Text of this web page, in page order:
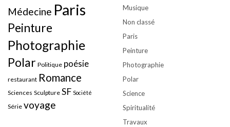
Médecine Paris
Peinture
Photographie
Polar Politique poésie
restaurant Romance
Sciences Sculpture SF Société
Série voyage
Musique
Non classé
Paris
Peinture
Photographie
Polar
Science
Spiritualité
Travaux